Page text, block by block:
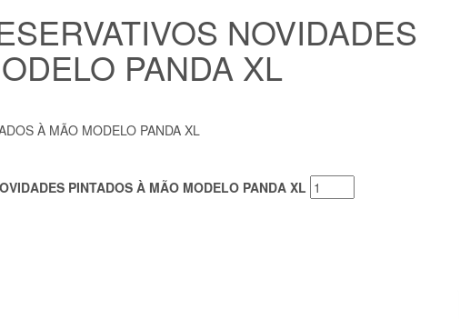
NOVIDADES
PANDA XL
À MÃO MODELO PANDA XL
PINTADOS À MÃO MODELO PANDA XL